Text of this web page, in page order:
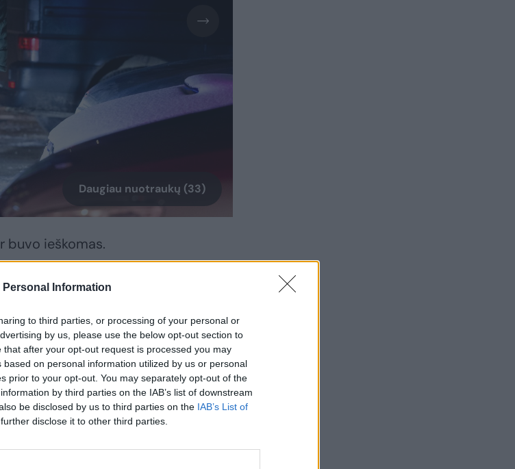
Personal Information
to third parties, or processing of your personal or
by us, please use the below opt-out section to
after your opt-out request is processed you may
on personal information utilized by us or personal
prior to your opt-out. You may separately opt-out of the
by third parties on the IAB’s list of downstream
be disclosed by us to third parties on the IAB’s List of
disclose it to other third parties.
Daugiau nuotraukų (33)
buvo ieškomas.
d. apie 21 val. 03 min. Vilniuje,
ir mirtinai sužalojo senyvo